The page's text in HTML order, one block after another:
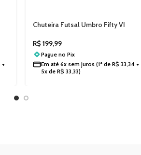
+
Chuteira Futsal Umbro Fifty VI
Conforto Indoor U01FB00334
R$ 199,99
Pague no Pix
Em até 6x sem juros(1ª de R$ 33,34+
5x de R$ 33,33)